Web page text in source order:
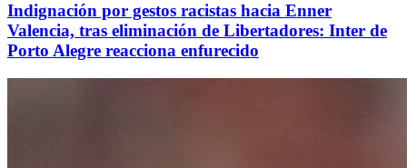
Indignación por gestos racistas hacia Enner
Valencia, tras eliminación de Libertadores: Inter de
Porto Alegre reacciona enfurecido